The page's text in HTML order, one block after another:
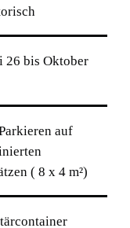
26 bis Oktober
auf
( 8 x 4 m²)